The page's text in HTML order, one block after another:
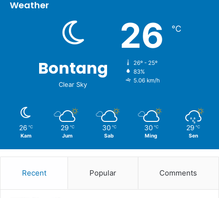
Weather
Bontang
Clear Sky
26 ℃
26º - 25º
83%
5.06 km/h
26 ℃
Kam
29 ℃
Jum
30 ℃
Sab
30 ℃
Ming
29 ℃
Sen
Recent Popular Comments